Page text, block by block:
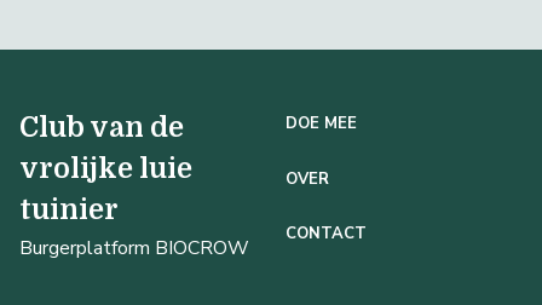
Club van de
vrolijke luie
tuinier
Burgerplatform BIOCROW
DOE MEE
OVER
CONTACT